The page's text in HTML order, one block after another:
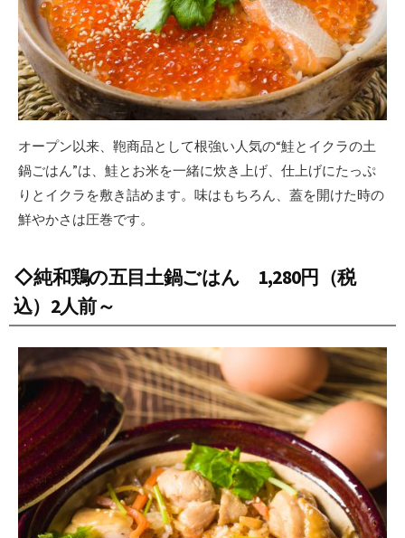
オープン以来、鞄商品として根強い人気の“鮭とイクラの土
鍋ごはん”は、鮭とお米を一緒に炊き上げ、仕上げにたっぷ
りとイクラを敷き詰めます。味はもちろん、蓋を開けた時の
鮮やかさは圧巻です。
◇純和鶏の五目土鍋ごはん 1,280円（税
込）2人前～